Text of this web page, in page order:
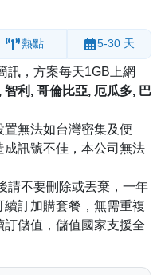
熱點 5-30 天
，方案每天1GB上網
智利, 哥倫比亞, 厄瓜多, 巴
無法如台灣密集及便
訊號不佳，本公司無法
請不要刪除或丟棄，一年
訂加購套餐，無需重複
儲值，儲值國家支援全